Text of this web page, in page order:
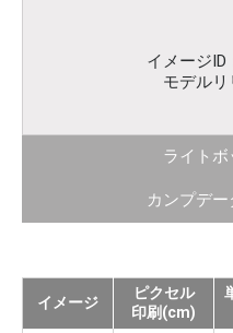
イメージID
モデルリ
ライト
カンプデ
イメージ
ピクセル
印刷(cm)